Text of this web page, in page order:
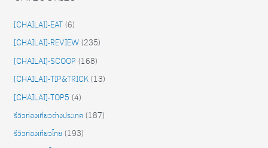
[CHAILAI]-EAT (6)
[CHAILAI]-REVIEW (235)
[CHAILAI]-SCOOP (168)
[CHAILAI]-TIP&TRICK (13)
[CHAILAI]-TOP5 (4)
รีวิวท่องเที่ยวต่างประเทศ (187)
รีวิวท่องเที่ยวไทย (193)